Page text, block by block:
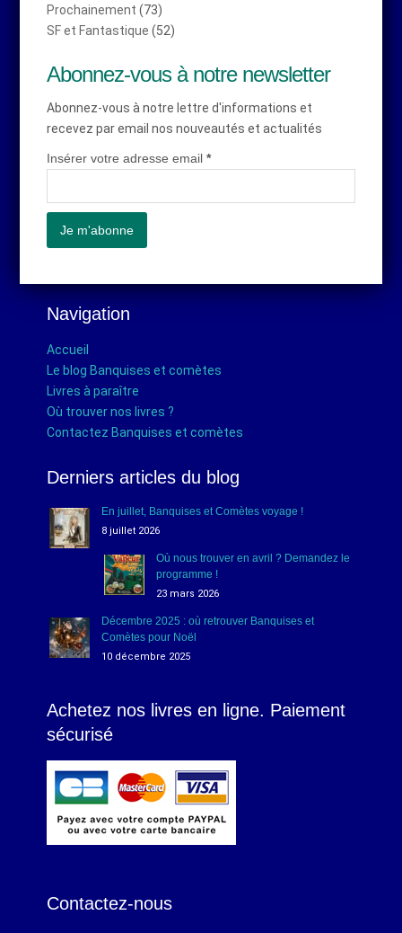
Prochainement (73)
SF et Fantastique (52)
Abonnez-vous à notre newsletter
Abonnez-vous à notre lettre d'informations et
recevez par email nos nouveautés et actualités
Insérer votre adresse email*
Navigation
Accueil
Le blog Banquises et comètes
Livres à paraître
Où trouver nos livres ?
Contactez Banquises et comètes
Derniers articles du blog
En juillet, Banquises et Comètes voyage !
8 juillet 2026
Où nous trouver en avril ? Demandez le
programme !
23 mars 2026
Décembre 2025 : où retrouver Banquises et
Comètes pour Noël
10 décembre 2025
Achetez nos livres en ligne. Paiement
sécurisé
Contactez-nous